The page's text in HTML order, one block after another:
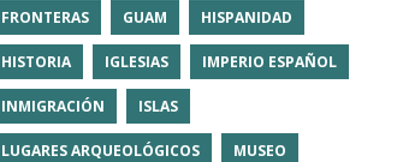
FRONTERAS GUAM HISPANIDAD
HISTORIA IGLESIAS IMPERIO ESPAÑOL
INMIGRACIÓN ISLAS
LUGARES ARQUEOLÓGICOS MUSEO